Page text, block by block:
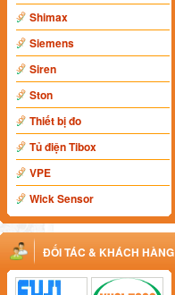
Shimax
Siemens
Siren
Ston
Thiết bị đo
Tủ điện Tibox
VPE
Wick Sensor
ĐỐI TÁC & KHÁCH HÀNG